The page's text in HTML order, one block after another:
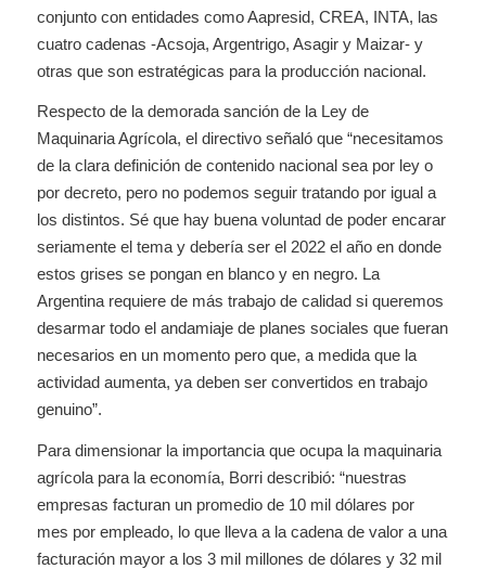
conjunto con entidades como Aapresid, CREA, INTA, las
cuatro cadenas -Acsoja, Argentrigo, Asagir y Maizar- y
otras que son estratégicas para la producción nacional.
Respecto de la demorada sanción de la Ley de
Maquinaria Agrícola, el directivo señaló que “necesitamos
de la clara definición de contenido nacional sea por ley o
por decreto, pero no podemos seguir tratando por igual a
los distintos. Sé que hay buena voluntad de poder encarar
seriamente el tema y debería ser el 2022 el año en donde
estos grises se pongan en blanco y en negro. La
Argentina requiere de más trabajo de calidad si queremos
desarmar todo el andamiaje de planes sociales que fueran
necesarios en un momento pero que, a medida que la
actividad aumenta, ya deben ser convertidos en trabajo
genuino”.
Para dimensionar la importancia que ocupa la maquinaria
agrícola para la economía, Borri describió: “nuestras
empresas facturan un promedio de 10 mil dólares por
mes por empleado, lo que lleva a la cadena de valor a una
facturación mayor a los 3 mil millones de dólares y 32 mil